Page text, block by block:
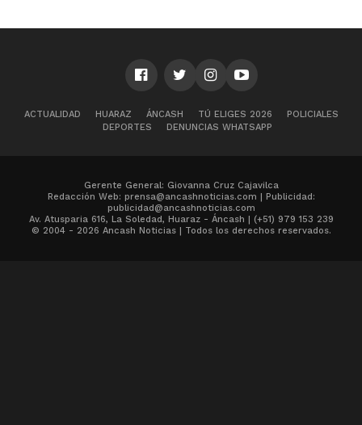
ACTUALIDAD HUARAZ ÁNCASH TÚ ELIGES 2026
POLICIALES
DEPORTES
DENUNCIAS WHATSAPP
Gerente General: Giovanna Cruz Cajavilca
Redacción Web: prensa@ancashnoticias.com | Publicidad:
publicidad@ancashnoticias.com
Av. Atusparia 616, La Soledad, Huaraz - Áncash | (+51) 979 153 239
© 2004 - 2026 Ancash Noticias | Todos los derechos reservados.